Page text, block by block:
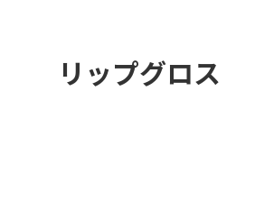
リップグロス